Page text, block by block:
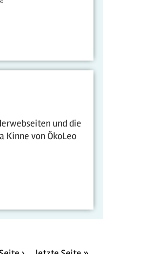
und die
Kinne von ÖkoLeo